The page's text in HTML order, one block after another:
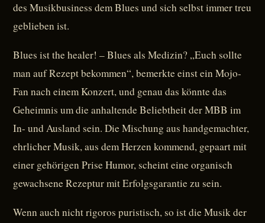
des Musikbusiness dem Blues und sich selbst immer treu
geblieben ist.
Blues ist the healer! – Blues als Medizin? „Euch sollte
man auf Rezept bekommen“, bemerkte einst ein Mojo-
Fan nach einem Konzert, und genau das könnte das
Geheimnis um die anhaltende Beliebtheit der MBB im
In- und Ausland sein. Die Mischung aus handgemachter,
ehrlicher Musik, aus dem Herzen kommend, gepaart mit
einer gehörigen Prise Humor, scheint eine organisch
gewachsene Rezeptur mit Erfolgsgarantie zu sein.
Wenn auch nicht rigoros puristisch, so ist die Musik der